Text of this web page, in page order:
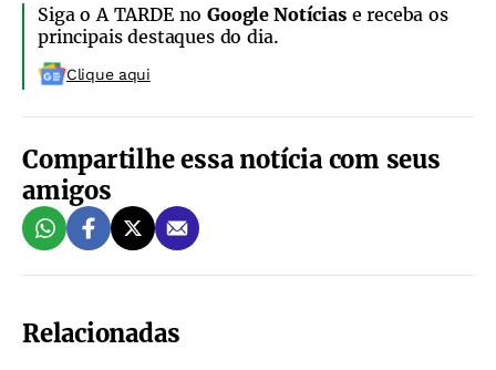
Siga o A TARDE noGoogle Notíciase receba os
principais destaques do dia.
Clique aqui
Compartilhe essa notícia com seus
amigos
Relacionadas